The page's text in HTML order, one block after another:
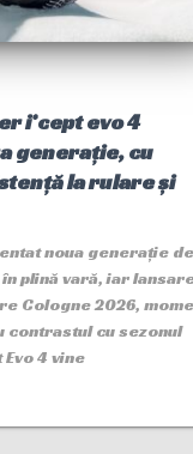
i*cept evo 4
generație, cu
la rulare și
noua generație de
plină vară, iar
Cologne 2026,
contrastul cu sezonul
4 vine